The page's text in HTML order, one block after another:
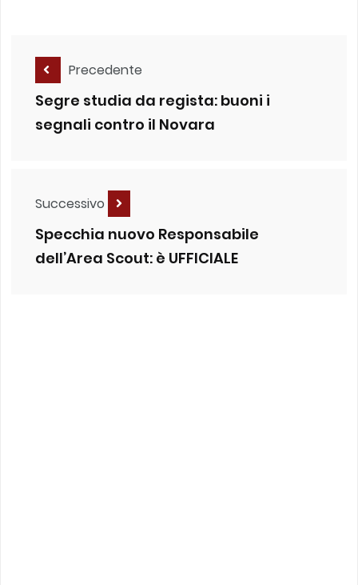
Precedente
Segre studia da regista: buoni i
segnali contro il Novara
Successivo
Specchia nuovo Responsabile
dell’Area Scout: è UFFICIALE